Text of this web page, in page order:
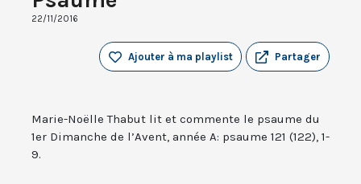
22/11/2016
Partager
Ajouter à ma playlist
Marie-Noëlle Thabut lit et commente le psaume du
1er Dimanche de l’Avent, année A: psaume 121 (122), 1-
9.